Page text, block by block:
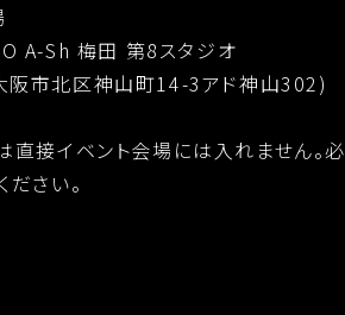
A-Sh 梅田 第8スタジオ
市北区神山町14-3アド神山302)
直接イベント会場には入れません。
ださい。